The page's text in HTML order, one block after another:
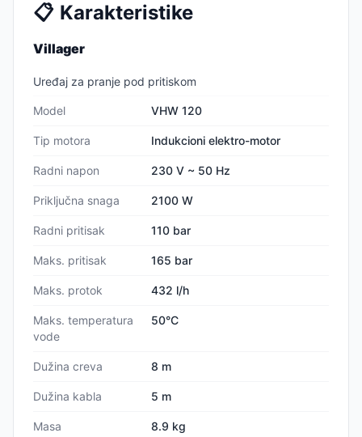
📋 Karakteristike
Villager
Uređaj za pranje pod pritiskom
Model VHW 120
Tip motora Indukcioni elektro-motor
Radni napon 230 V ~ 50 Hz
Priključna snaga 2100 W
Radni pritisak 110 bar
Maks. pritisak 165 bar
Maks. protok 432 l/h
Maks. temperatura
vode
50°C
Dužina creva 8 m
Dužina kabla 5 m
Masa 8.9 kg